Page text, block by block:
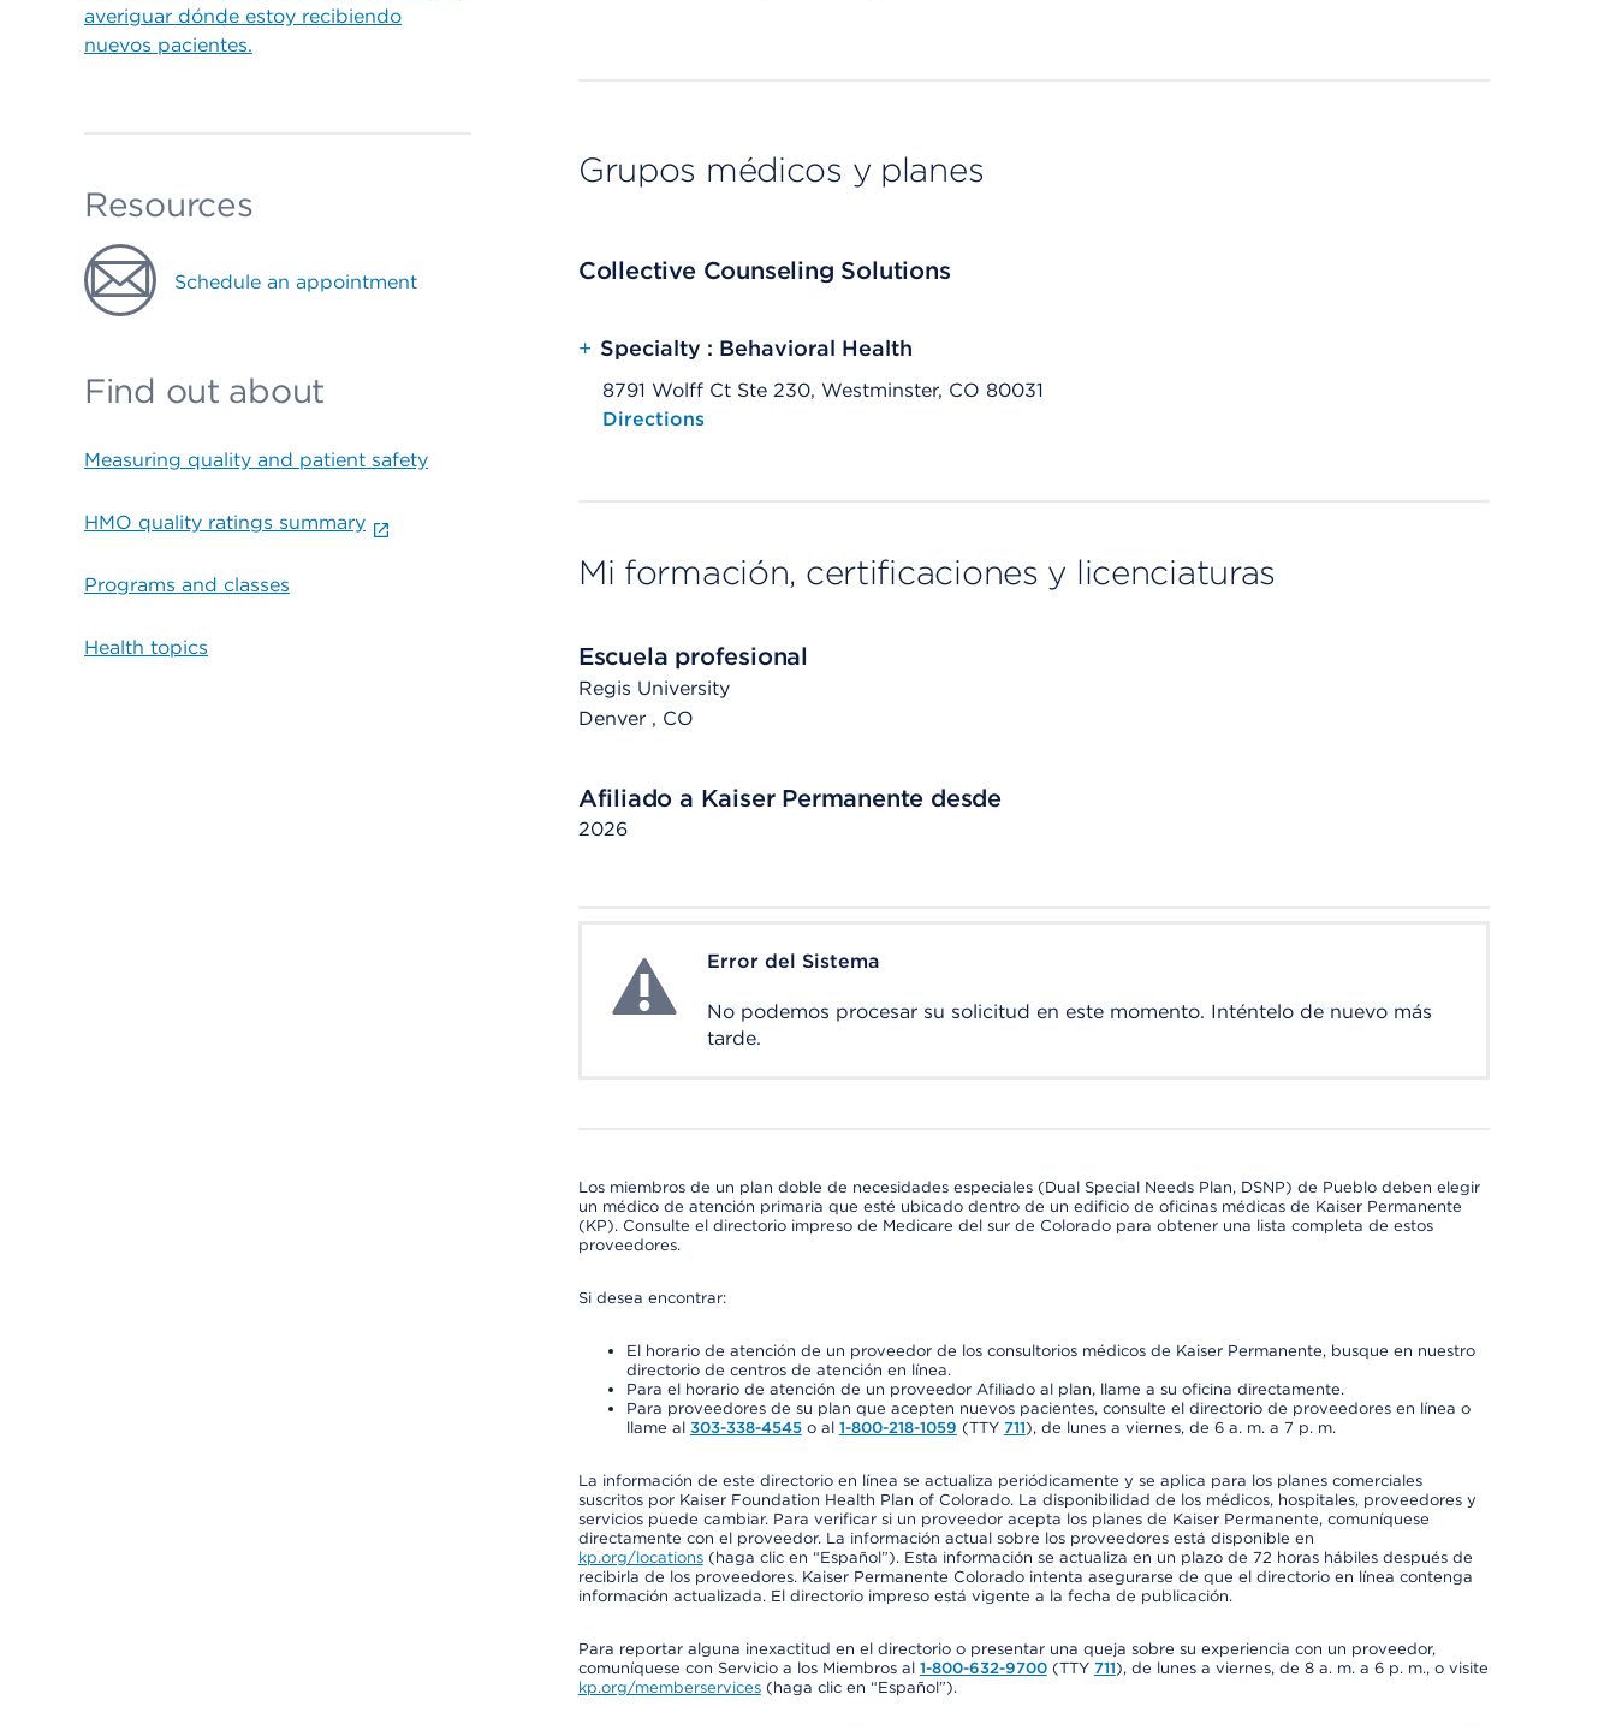
averiguar dónde estoy recibiendo
nuevos pacientes.
Resources
Schedule an appointment
Find out about
Measuring quality and patient safety
HMO quality ratings summary
Programs and classes
Health topics
Grupos médicos y planes
Collective Counseling Solutions
+ Specialty : Behavioral Health
8791 Wolff Ct Ste 230, Westminster, CO 80031
Opens native map application on mobile devices
Directions
Mi formación, certificaciones y licenciaturas
Escuela profesional
Regis University
Denver , CO
Afiliado a Kaiser Permanente desde
2026
System ErrorError del Sistema
No podemos procesar su solicitud en este momento. Inténtelo de nuevo más
tarde.
Los miembros de un plan doble de necesidades especiales (Dual Special Needs Plan, DSNP) de Pueblo deben elegir
un médico de atención primaria que esté ubicado dentro de un edificio de oficinas médicas de Kaiser Permanente
(KP). Consulte el directorio impreso de Medicare del sur de Colorado para obtener una lista completa de estos
proveedores.
Si desea encontrar:
El horario de atención de un proveedor de los consultorios médicos de Kaiser Permanente, busque en nuestro
directorio de centros de atención en línea.
Para el horario de atención de un proveedor Afiliado al plan, llame a su oficina directamente.
Para proveedores de su plan que acepten nuevos pacientes, consulte el directorio de proveedores en línea o
llame al 303-338-4545o al 1-800-218-1059 (TTY 711), de lunes a viernes, de 6 a. m. a 7 p. m.
La información de este directorio en línea se actualiza periódicamente y se aplica para los planes comerciales
suscritos por Kaiser Foundation Health Plan of Colorado. La disponibilidad de los médicos, hospitales, proveedores y
servicios puede cambiar. Para verificar si un proveedor acepta los planes de Kaiser Permanente, comuníquese
directamente con el proveedor. La información actual sobre los proveedores está disponible en
kp.org/locations(haga clic en “Español”). Esta información se actualiza en un plazo de 72 horas hábiles después de
recibirla de los proveedores. Kaiser Permanente Colorado intenta asegurarse de que el directorio en línea contenga
información actualizada. El directorio impreso está vigente a la fecha de publicación.
Para reportar alguna inexactitud en el directorio o presentar una queja sobre su experiencia con un proveedor,
comuníquese con Servicio a los Miembros al 1-800-632-9700(TTY 711), de lunes a viernes, de 8 a. m. a 6 p. m., o visite
kp.org/memberservices(haga clic en “Español”).